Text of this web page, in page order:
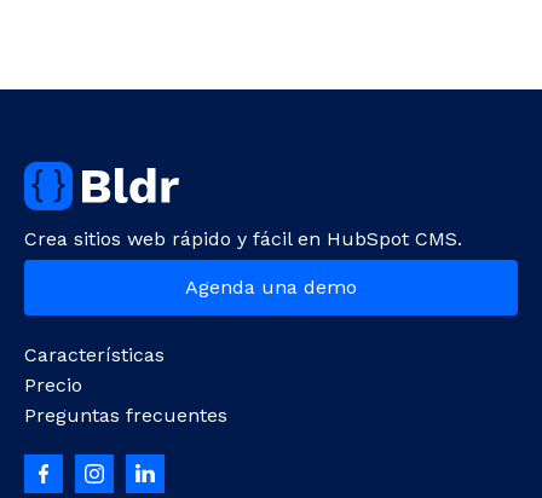
Crea sitios web rápido y fácil en HubSpot CMS.
Agenda una demo
Características
Precio
Preguntas frecuentes